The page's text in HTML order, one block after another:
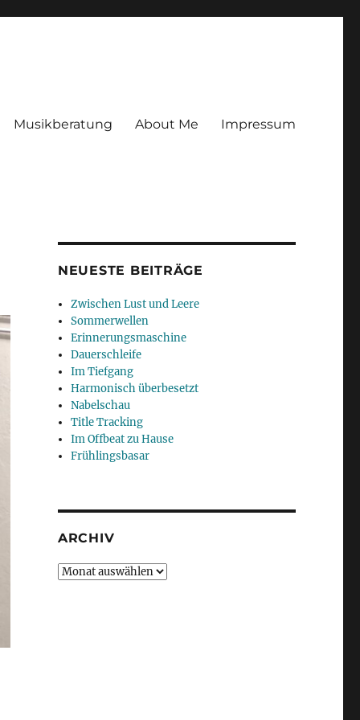
Musikberatung About Me Impressum
NEUESTE BEITRÄGE
Zwischen Lust und Leere
Sommerwellen
Erinnerungsmaschine
Dauerschleife
Im Tiefgang
Harmonisch überbesetzt
Nabelschau
Title Tracking
Im Offbeat zu Hause
Frühlingsbasar
ARCHIV
Archiv